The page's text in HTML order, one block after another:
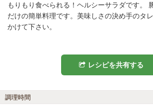
もりもり食べられる！ヘルシーサラダです。
だけの簡単料理です。美味しさの決め手のタ
かけて下さい。
レシピを共有する
調理時間